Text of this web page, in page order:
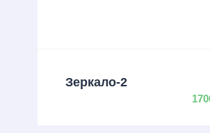
Зеркало-2